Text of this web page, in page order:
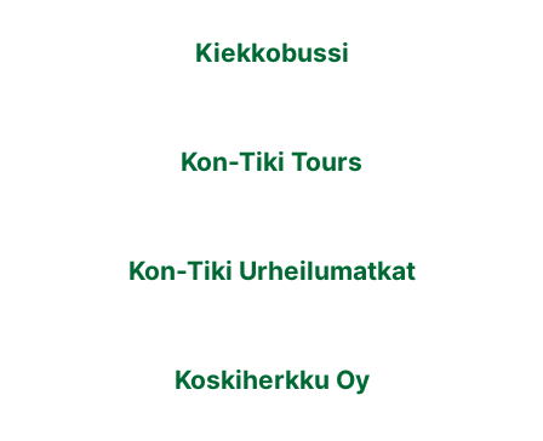
Kiekkobussi
Kon-Tiki Tours
Kon-Tiki Urheilumatkat
Koskiherkku Oy